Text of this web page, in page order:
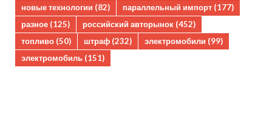
новые технологии (82) параллельный импорт (177)
разное (125) российский авторынок (452)
топливо (50) штраф (232) электромобили (99)
электромобиль (151)